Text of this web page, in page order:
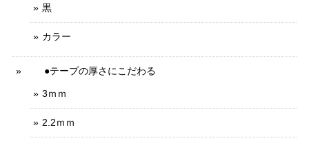
黒
カラー
●テープの厚さにこだわる
3ｍｍ
2.2ｍｍ